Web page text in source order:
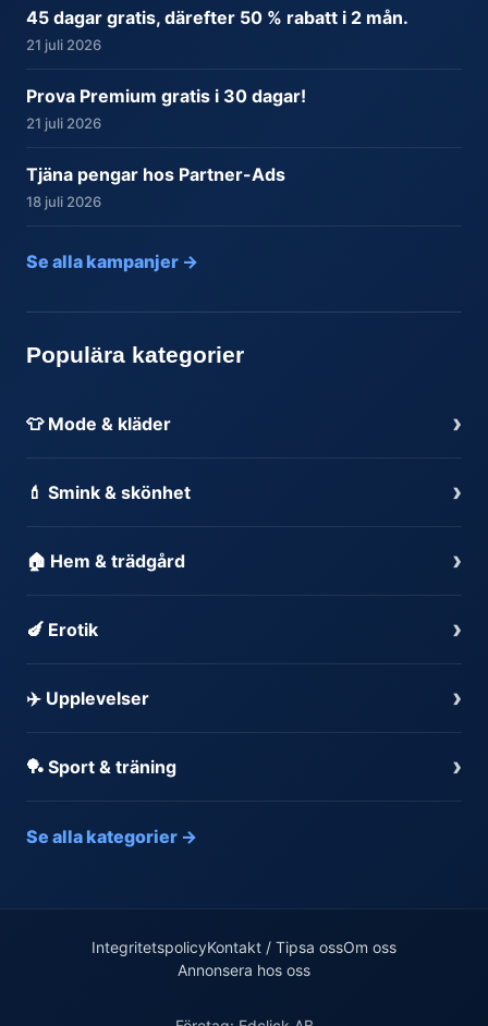
45 dagar gratis, därefter 50 % rabatt i 2 mån.
21 juli 2026
Prova Premium gratis i 30 dagar!
21 juli 2026
Tjäna pengar hos Partner-Ads
18 juli 2026
Se alla kampanjer →
Populära kategorier
👕 Mode & kläder ›
💄 Smink & skönhet ›
🏠 Hem & trädgård ›
🍆 Erotik ›
✈️ Upplevelser ›
🏓 Sport & träning ›
Se alla kategorier →
IntegritetspolicyKontakt / Tipsa ossOm oss
Annonsera hos oss